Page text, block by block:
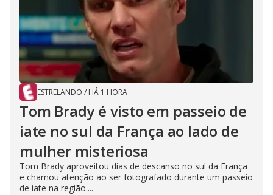
ESTRELANDO / HÁ 1 HORA
Tom Brady é visto em passeio de
iate no sul da França ao lado de
mulher misteriosa
Tom Brady aproveitou dias de descanso no sul da França
e chamou atenção ao ser fotografado durante um passeio
de iate na região....